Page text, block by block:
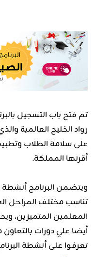
رواد الخليج العالمية
على سلامة الطلاب
أقرتها المملكة.
ويتضمن البرنامج أنشطة
تناسب مختلف المراحل
المعلمين المتميزين،
أيضا علي دورات
تعرفوا على أنشطة